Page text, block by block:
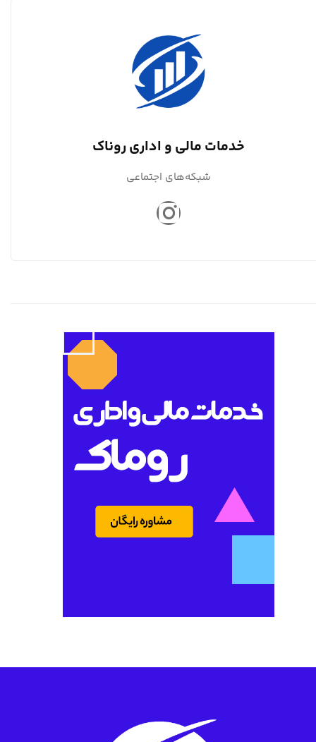
خدمات مالی و اداری روناک
شبکه‌های اجتماعی